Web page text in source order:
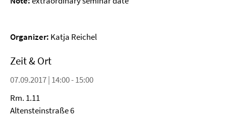
Organizer: Katja Reichel
Zeit & Ort
07.09.2017 | 14:00 - 15:00
Rm. 1.11
Altensteinstraße 6